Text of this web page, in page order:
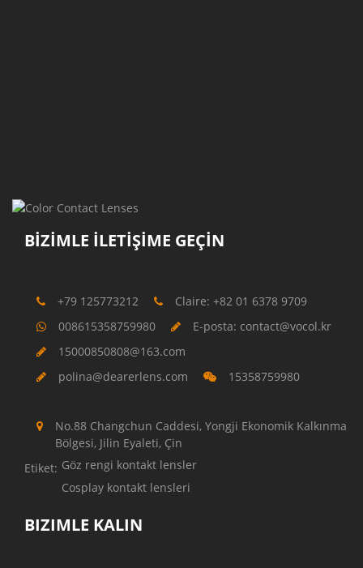
BIZIMLE İLETIŞIME GEÇIN
+79 125773212
Claire: +82 01 6378 9709
008615358759980
E-posta: contact@vocol.kr
15000850808@163.com
polina@dearerlens.com
15358759980
No.88 Changchun Caddesi, Yongji Ekonomik Kalkınma
Bölgesi, Jilin Eyaleti, Çin
Etiket: Göz rengi kontakt lensler
Cosplay kontakt lensleri
BIZIMLE KALIN